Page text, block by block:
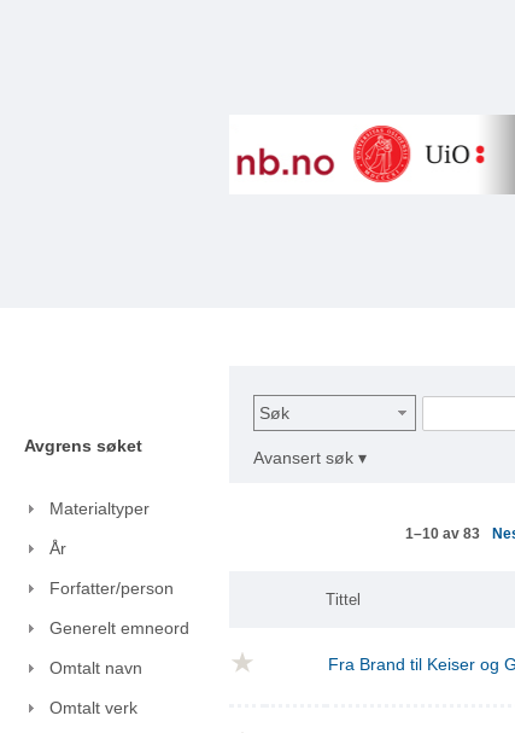
Avgrens søket
Materialtyper
År
Forfatter/person
Generelt emneord
Omtalt navn
Omtalt verk
Søk
Avansert søk ▾
1–10 av 83
Tittel
Fra Brand til Keiser og